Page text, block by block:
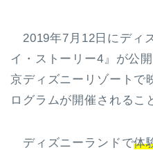
2019年7月12日にディ
イ・ストーリー4』が公
京ディズニーリゾートで
ログラムが開催されるこ
ディズニーランドで体